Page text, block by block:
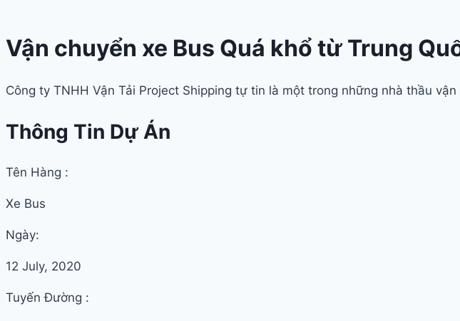
Vận chuyển xe Bus Quá khổ từ Trung
Công ty TNHH Vận Tải Project Shipping tự tin là một trong những nhà thầu
Thông Tin Dự Án
Tên Hàng :
Xe Bus
Ngày:
12 July, 2020
Tuyến Đường :